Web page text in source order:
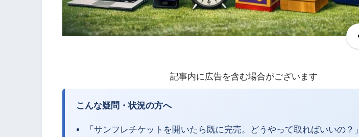
記事内に広告を含む場合がございます
こんな疑問・状況の方へ
「サンフレチケットを開いたら既に完売。どうやって取ればいいの？」